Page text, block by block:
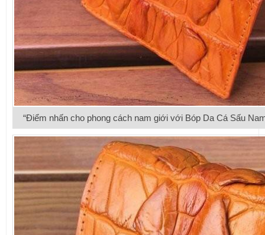
“Điểm nhấn cho phong cách nam giới với Bóp Da Cá Sấu